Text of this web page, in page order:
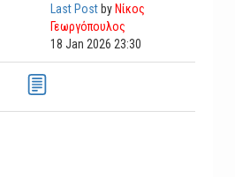
Last Post by Νίκος
Γεωργόπουλος
18 Jan 2026 23:30